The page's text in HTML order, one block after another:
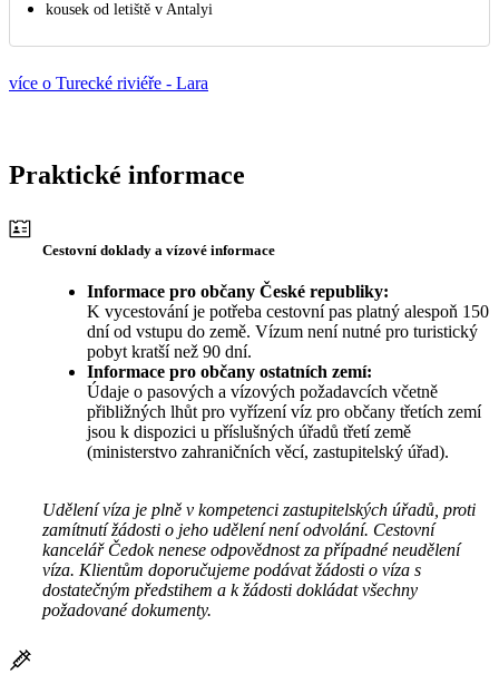
kousek od letiště v Antalyi
více o Turecké riviéře - Lara
Praktické informace
Cestovní doklady a vízové informace
Informace pro občany České republiky:
K vycestování je potřeba cestovní pas platný alespoň 150
dní od vstupu do země. Vízum není nutné pro turistický
pobyt kratší než 90 dní.
Informace pro občany ostatních zemí:
Údaje o pasových a vízových požadavcích včetně
přibližných lhůt pro vyřízení víz pro občany třetích zemí
jsou k dispozici u příslušných úřadů třetí země
(ministerstvo zahraničních věcí, zastupitelský úřad).
Udělení víza je plně v kompetenci zastupitelských úřadů, proti
zamítnutí žádosti o jeho udělení není odvolání. Cestovní
kancelář Čedok nenese odpovědnost za případné neudělení
víza. Klientům doporučujeme podávat žádosti o víza s
dostatečným předstihem a k žádosti dokládat všechny
požadované dokumenty.